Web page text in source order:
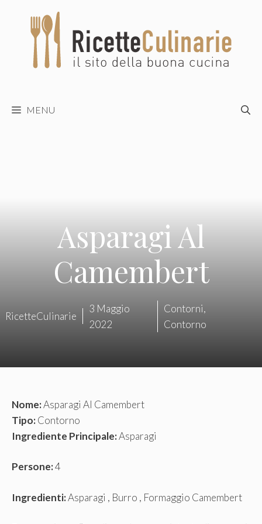
contenuto
MENU
Asparagi Al
Camembert
RicetteCulinarie
3 Maggio
2022
Contorni,
Contorno
Nome:Asparagi Al Camembert
Tipo:Contorno
Ingrediente Principale:Asparagi
Persone:4
Ingredienti:Asparagi , Burro , Formaggio Camembert